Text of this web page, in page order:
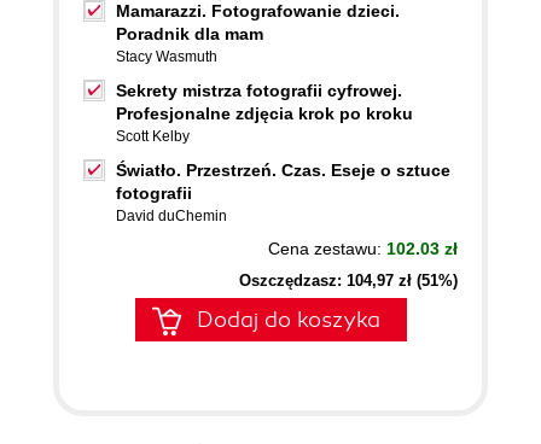
Mamarazzi. Fotografowanie dzieci.
Poradnik dla mam
Stacy Wasmuth
Sekrety mistrza fotografii cyfrowej.
Profesjonalne zdjęcia krok po kroku
Scott Kelby
Światło. Przestrzeń. Czas. Eseje o sztuce
fotografii
David duChemin
Cena zestawu: 102.03 zł
Oszczędzasz: 104,97 zł (51%)
Dodaj do koszyka